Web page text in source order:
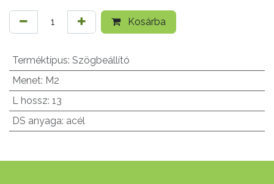
Kosárba
Terméktípus: Szögbeállító
Menet: M2
L hossz: 13
DS anyaga: acél